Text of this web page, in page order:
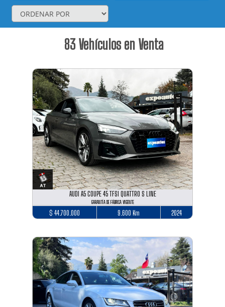
83 Vehículos en Venta
AUDI A5 COUPE 45 TFSI QUATTRO S LINE
GARANTÍA DE FÁBRICA VIGENTE
$ 44.700.000 9.600 Km 2024